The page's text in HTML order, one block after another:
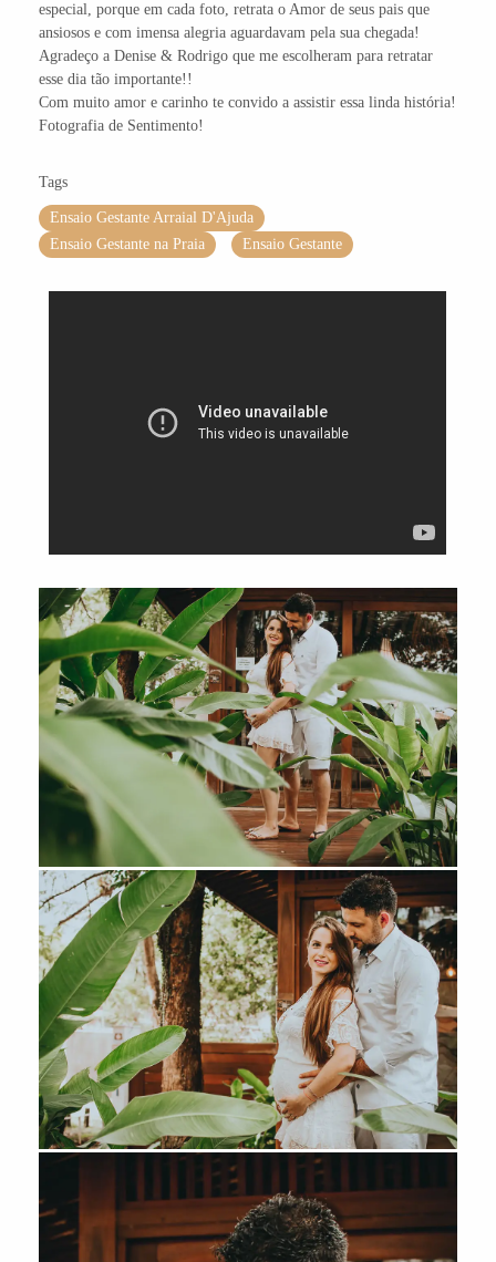
especial, porque em cada foto, retrata o Amor de seus pais que
ansiosos e com imensa alegria aguardavam pela sua chegada!
Agradeço a Denise & Rodrigo que me escolheram para retratar
esse dia tão importante!!
Com muito amor e carinho te convido a assistir essa linda história!
Fotografia de Sentimento!
Tags
Ensaio Gestante Arraial D'Ajuda
Ensaio Gestante na Praia
Ensaio Gestante